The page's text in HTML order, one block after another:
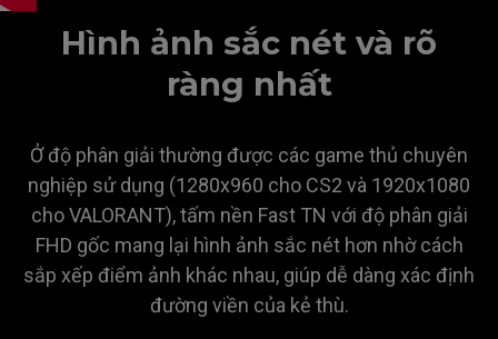
Hình ảnh sắc nét và rõ
ràng nhất
Ở độ phân giải thường được các game thủ chuyên
nghiệp sử dụng (1280x960 cho CS2 và 1920x1080
cho VALORANT), tấm nền Fast TN với độ phân giải
FHD gốc mang lại hình ảnh sắc nét hơn nhờ cách
sắp xếp điểm ảnh khác nhau, giúp dễ dàng xác định
đường viền của kẻ thù.